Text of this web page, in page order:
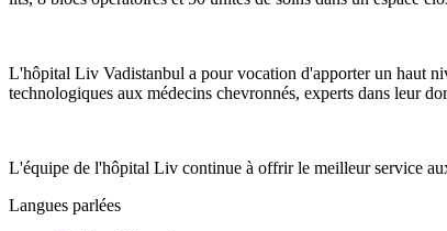
L'hôpital Liv Vadistanbul a pour vocation d'apporter un haut
technologiques aux médecins chevronnés, experts dans leur
L'équipe de l'hôpital Liv continue à offrir le meilleur service
Langues parlées